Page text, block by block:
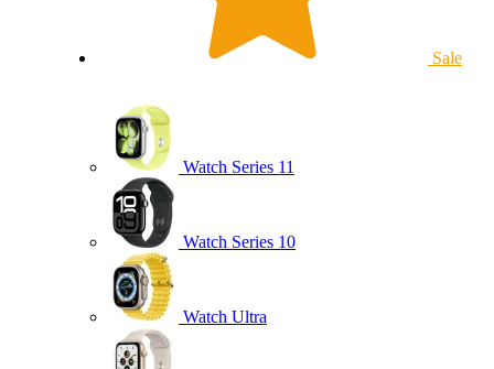
Sale
Watch Series 11
Watch Series 10
Watch Ultra